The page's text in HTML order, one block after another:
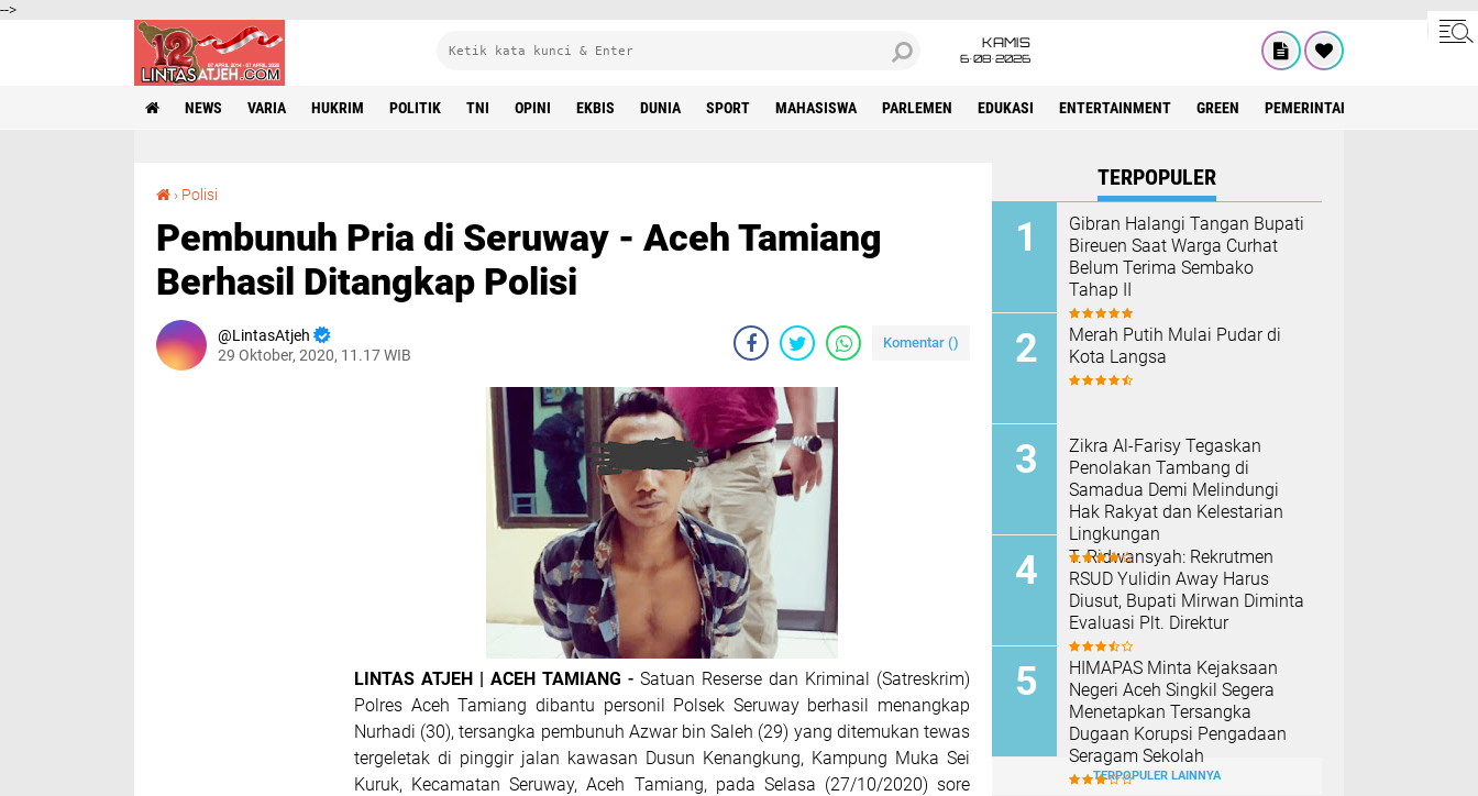
-->
KAMIS
6•08•2026
NEWS VARIA HUKRIM POLITIK TNI OPINI EKBIS DUNIA SPORT MAHASISWA PARLEMEN EDUKASI ENTERTAINMENT GREEN PEMERINTAH ACEH
› Polisi
Pembunuh Pria di Seruway - Aceh Tamiang
Berhasil Ditangkap Polisi
LintasAtjeh
29 Oktober, 2020, 11.17 WIB
Komentar ()
LINTAS ATJEH | ACEH TAMIANG - Satuan Reserse dan Kriminal (Satreskrim)
Polres Aceh Tamiang dibantu personil Polsek Seruway berhasil menangkap
Nurhadi (30), tersangka pembunuh Azwar bin Saleh (29) yang ditemukan tewas
tergeletak di pinggir jalan kawasan Dusun Kenangkung, Kampung Muka Sei
Kuruk, Kecamatan Seruway, Aceh Tamiang, pada Selasa (27/10/2020) sore
TERPOPULER
Gibran Halangi Tangan Bupati
Bireuen Saat Warga Curhat
Belum Terima Sembako
Tahap II
Merah Putih Mulai Pudar di
Kota Langsa
Zikra Al-Farisy Tegaskan
Penolakan Tambang di
Samadua Demi Melindungi
Hak Rakyat dan Kelestarian
Lingkungan
T. Ridwansyah: Rekrutmen
RSUD Yulidin Away Harus
Diusut, Bupati Mirwan Diminta
Evaluasi Plt. Direktur
HIMAPAS Minta Kejaksaan
Negeri Aceh Singkil Segera
Menetapkan Tersangka
Dugaan Korupsi Pengadaan
Seragam Sekolah
TERPOPULER LAINNYA